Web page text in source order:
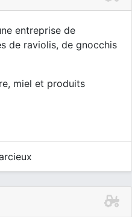
entreprise de
de raviolis, de gnocchis
miel et produits